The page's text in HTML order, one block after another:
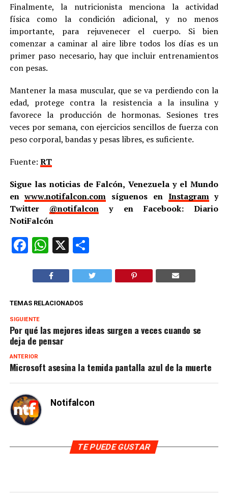
Finalmente, la nutricionista menciona la actividad
física como la condición adicional, y no menos
importante, para rejuvenecer el cuerpo. Si bien
comenzar a caminar al aire libre todos los días es un
primer paso necesario, hay que incluir entrenamientos
con pesas.
Mantener la masa muscular, que se va perdiendo con la
edad, protege contra la resistencia a la insulina y
favorece la producción de hormonas. Sesiones tres
veces por semana, con ejercicios sencillos de fuerza con
peso corporal, bandas y pesas libres, es suficiente.
Fuente: RT
Sigue las noticias de Falcón, Venezuela y el Mundo
enwww.notifalcon.com síguenos en Instagramy
Twitter @notifalcon y en Facebook: Diario
NotiFalcón
Facebook
WhatsApp
X Compartir
TEMAS RELACIONADOS
SIGUIENTE
Por qué las mejores ideas surgen a veces cuando se
deja de pensar
ANTERIOR
Microsoft asesina la temida pantalla azul de la muerte
Notifalcon
TE PUEDE GUSTAR